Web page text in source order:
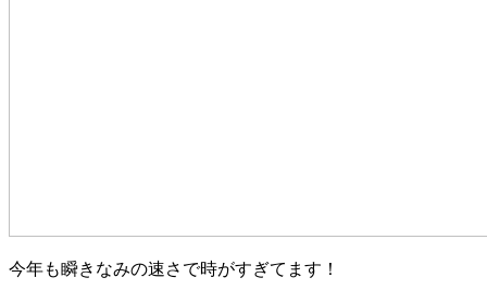
今年も瞬きなみの速さで時がすぎてます！